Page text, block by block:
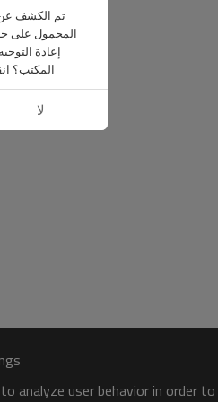
analyze user behavior in order
تم الكشف
المحمول على
إعادة
المكتب؟
لا